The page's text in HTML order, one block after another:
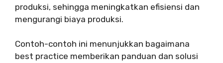
produksi, sehingga meningkatkan efisiensi dan
mengurangi biaya produksi.
Contoh-contoh ini menunjukkan bagaimana
best practice memberikan panduan dan solusi